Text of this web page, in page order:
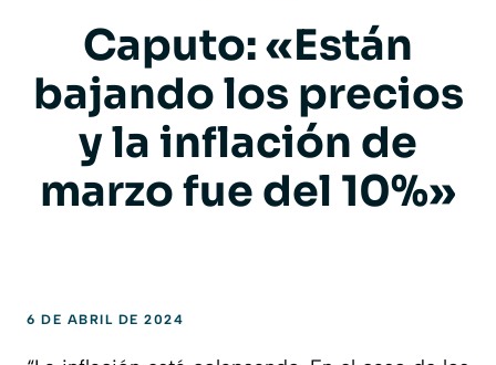
Caputo: «Están
bajando los precios
y la inflación de
marzo fue del 10%»
6 DE ABRIL DE 2024